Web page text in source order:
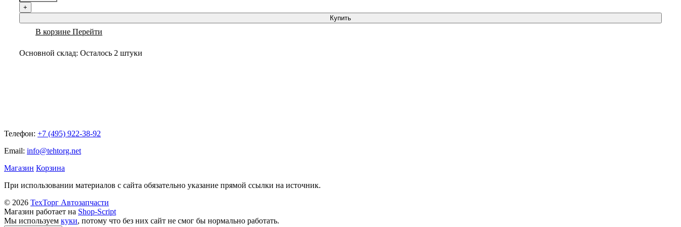
+
Купить
В корзине Перейти
Основной склад: Осталось 2 штуки
Телефон: +7 (495) 922-38-92
Email: info@tehtorg.net
Магазин Корзина
При использовании материалов с сайта обязательно указание прямой ссылки на источник.
© 2026 ТехТорг Автозапчасти
Магазин работает на Shop-Script
Мы используем куки, потому что без них сайт не смог бы нормально работать.